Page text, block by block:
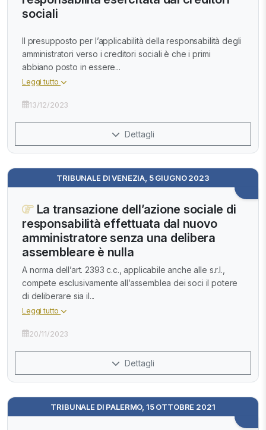
sociali
Il presupposto per l’applicabilità della responsabilità degli
amministratori verso i creditori sociali è che i primi
abbiano posto in essere...
Leggi tutto
13/12/2023
Dettagli
TRIBUNALE DI VENEZIA, 5 GIUGNO 2023
La transazione dell’azione sociale di
responsabilità effettuata dal nuovo
amministratore senza una delibera
assembleare è nulla
A norma dell’art. 2393 c.c., applicabile anche alle s.r.l.,
compete esclusivamente all’assemblea dei soci il potere
di deliberare sia il...
Leggi tutto
20/11/2023
Dettagli
TRIBUNALE DI PALERMO, 15 OTTOBRE 2021